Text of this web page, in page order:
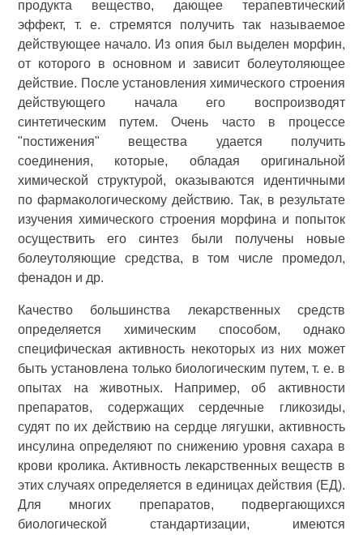
продукта вещество, дающее терапевтический
эффект, т. е. стремятся получить так называемое
действующее начало. Из опия был выделен морфин,
от которого в основном и зависит болеутоляющее
действие. После установления химического строения
действующего начала его воспроизводят
синтетическим путем. Очень часто в процессе
"постижения" вещества удается получить
соединения, которые, обладая оригинальной
химической структурой, оказываются идентичными
по фармакологическому действию. Так, в результате
изучения химического строения морфина и попыток
осуществить его синтез были получены новые
болеутоляющие средства, в том числе промедол,
фенадон и др.
Качество большинства лекарственных средств
определяется химическим способом, однако
специфическая активность некоторых из них может
быть установлена только биологическим путем, т. е. в
опытах на животных. Например, об активности
препаратов, содержащих сердечные гликозиды,
судят по их действию на сердце лягушки, активность
инсулина определяют по снижению уровня сахара в
крови кролика. Активность лекарственных веществ в
этих случаях определяется в единицах действия (ЕД).
Для многих препаратов, подвергающихся
биологической стандартизации, имеются